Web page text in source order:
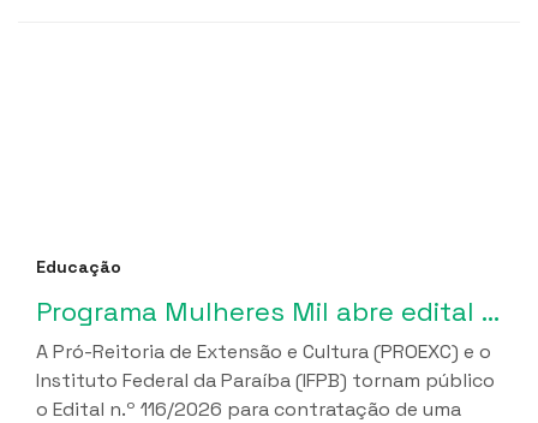
Educação
Programa Mulheres Mil abre edital para contratação de Mobilizadora Social, em João Pessoa
A Pró-Reitoria de Extensão e Cultura (PROEXC) e o
Instituto Federal da Paraíba (IFPB) tornam público
o Edital n.º 116/2026 para contratação de uma